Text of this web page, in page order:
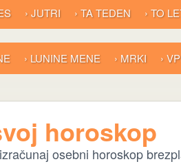
› JUTRI › TA TEDEN › TO
› LUNINE MENE › MRKI ›
horoskop
osebni horoskop